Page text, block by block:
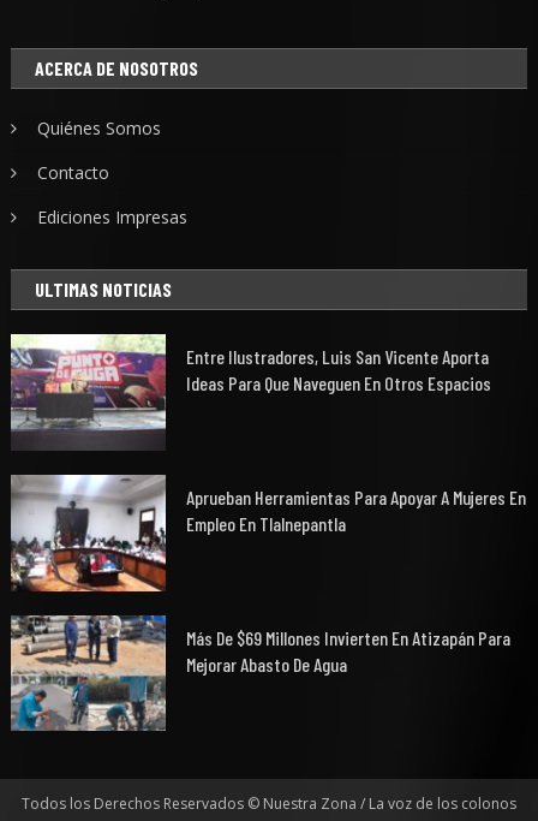
ACERCA DE NOSOTROS
Quiénes Somos
Contacto
Ediciones Impresas
ULTIMAS NOTICIAS
Entre Ilustradores, Luis San Vicente Aporta
Ideas Para Que Naveguen En Otros Espacios
Aprueban Herramientas Para Apoyar A Mujeres En
Empleo En Tlalnepantla
Más De $69 Millones Invierten En Atizapán Para
Mejorar Abasto De Agua
Todos los Derechos Reservados © Nuestra Zona / La voz de los colonos